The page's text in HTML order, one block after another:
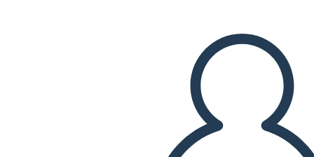
LAVE ET STORYBOARD
AFSPIL DIASSHOW
LÆS FOR MIG